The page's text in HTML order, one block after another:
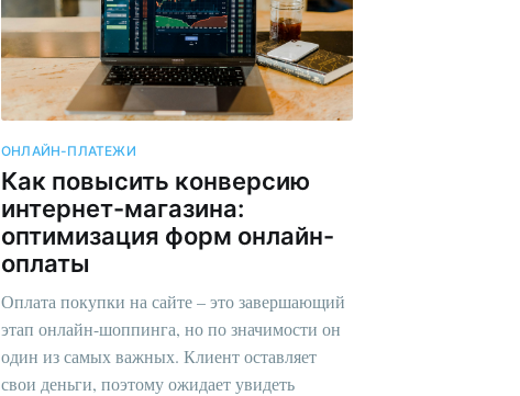
ОНЛАЙН-ПЛАТЕЖИ
Как повысить конверсию
интернет-магазина:
оптимизация форм онлайн-
оплаты
Оплата покупки на сайте – это завершающий
этап онлайн-шоппинга, но по значимости он
один из самых важных. Клиент оставляет
свои деньги, поэтому ожидает увидеть